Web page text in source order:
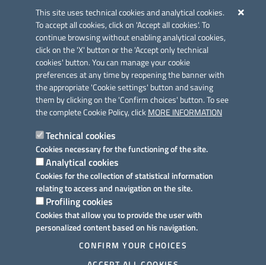
This site uses technical cookies and analytical cookies.
To accept all cookies, click on 'Accept all cookies'. To
continue browsing without enabling analytical cookies,
click on the 'X' button or the 'Accept only technical
cookies' button. You can manage your cookie
preferences at any time by reopening the banner with
the appropriate 'Cookie settings' button and saving
them by clicking on the 'Confirm choices' button. To see
the complete Cookie Policy, clickMORE INFORMATION
Technical cookies
Cookies necessary for the functioning of the site.
Analytical cookies
Cookies for the collection of statistical information
relating to access and navigation on the site.
Profiling cookies
Cookies that allow you to provide the user with
personalized content based on his navigation.
CONFIRM YOUR CHOICES
Azione 2.3.
Link utili
Informativa privacy
Dichiarazione di accessibilità
Note legali
Domande frequenti
Richiesta assistenza
Prenotazione appuntamento